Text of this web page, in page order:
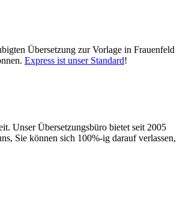
Übersetzung zur Vorlage in Frauenfeld
Express ist unser Standard!
Unser Übersetzungsbüro bietet seit 2005
Sie können sich 100%-ig darauf verlassen,